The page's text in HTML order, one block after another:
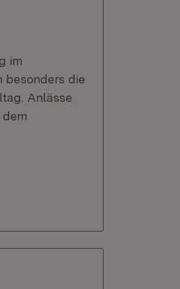
im
besonders die
Anlässe